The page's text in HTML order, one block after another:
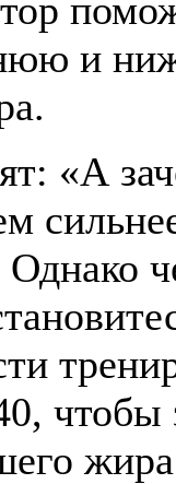
и
«А
Однако
чтобы